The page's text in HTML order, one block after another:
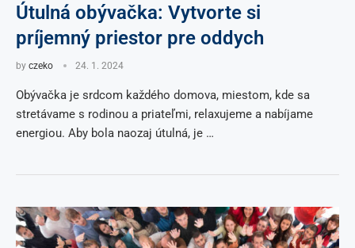
Útulná obývačka: Vytvorte si
príjemný priestor pre oddych
by czeko 24. 1. 2024
Obývačka je srdcom každého domova, miestom, kde sa
stretávame s rodinou a priateľmi, relaxujeme a nabíjame
energiou. Aby bola naozaj útulná, je …